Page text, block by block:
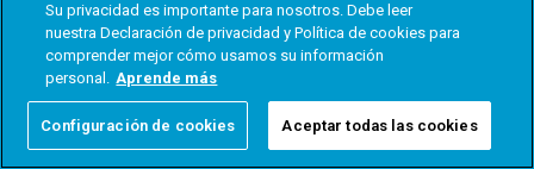
Su privacidad es importante para nosotros. Debe leer
nuestra Declaración de privacidad y Política de cookies para
comprender mejor cómo usamos su información
personal. Aprende más
Configuración de cookies Aceptar todas las cookies